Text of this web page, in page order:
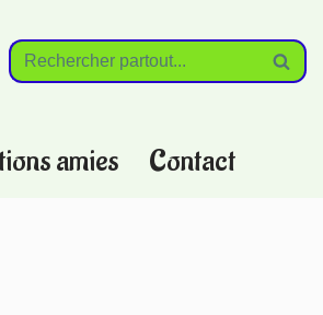
amies Contact